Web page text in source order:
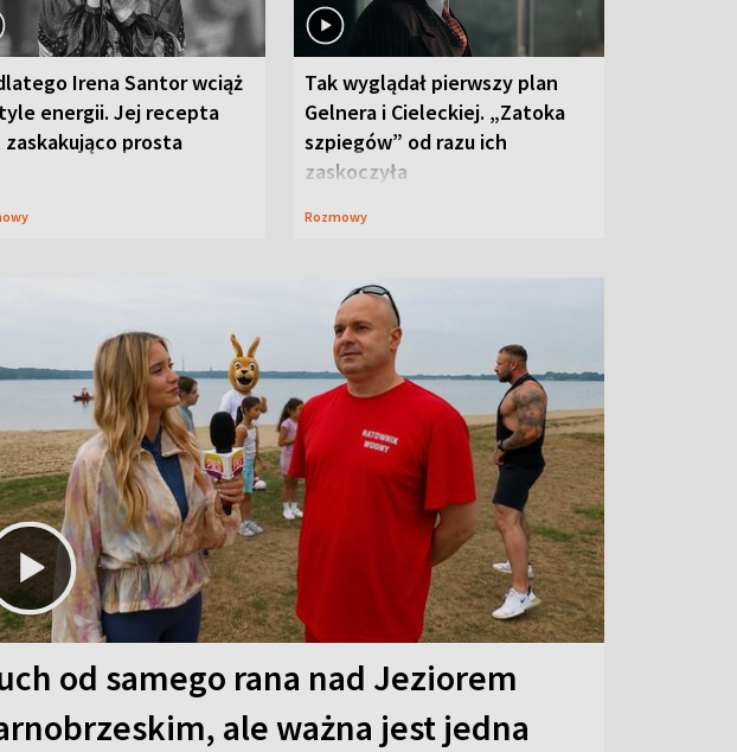
Irena Santor wciąż
energii. Jej recepta
prosta
Tak wyglądał pierwszy plan
Gelnera i Cieleckiej. „Zatoka
szpiegów” od razu ich
zaskoczyła
Rozmowy
od samego rana nad Jeziorem
ale ważna jest jedna